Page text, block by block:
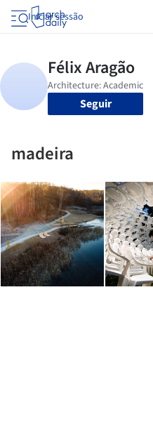
Iniciar sessão
Seguir
madeira